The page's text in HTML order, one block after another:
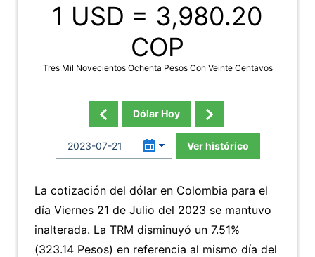
1 USD = 3,980.20
COP
Tres Mil Novecientos Ochenta Pesos Con Veinte Centavos
Dólar Hoy
Ver histórico
La cotización del dólar en Colombia para el
día Viernes 21 de Julio del 2023 se mantuvo
inalterada. La TRM disminuyó un 7.51%
(323.14 Pesos) en referencia al mismo día del